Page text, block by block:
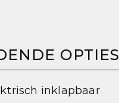
OPTIES
inklapbaar